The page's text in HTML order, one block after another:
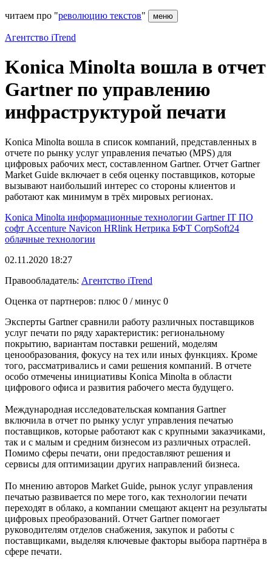
читаем про "революцию текстов" меню
Агентство iTrend
Konica Minolta вошла в отчет
Gartner по управлению
инфраструктурой печати
Konica Minolta вошла в список компаний, представленных в
отчете по рынку услуг управления печатью (MPS) для
цифровых рабочих мест, составленном Gartner. Отчет Gartner
Market Guide включает в себя оценку поставщиков, которые
вызывают наибольший интерес со стороны клиентов и
работают как минимум в трёх мировых регионах.
Konica Minolta информационные технологии GartnerIT ПО
софт Accenture Navicon HRlink Нетрика БФТ CorpSoft24
облачные технологии
02.11.2020 18:27
Правообладатель: Агентство iTrend
Оценка от партнеров: плюс 0 / минус 0
Эксперты Gartner сравнили работу различных поставщиков
услуг печати по ряду характеристик: региональному
покрытию, вариантам поставки решений, моделям
ценообразования, фокусу на тех или иных функциях. Кроме
того, рассматривались и сами решения компаний. В отчете
особо отмечены инициативы Konica Minolta в области
цифрового офиса и развития рабочего места будущего.
Международная исследовательская компания Gartner
включила в отчет по рынку услуг управления печатью
поставщиков, которые работают как с крупными заказчиками,
так и с малым и средним бизнесом из различных отраслей.
Помимо сферы печати, они предоставляют решения и
сервисы для оптимизации других направлений бизнеса.
По мнению авторов Market Guide, рынок услуг управления
печатью развивается по мере того, как технологии печати
переходят в облако, а компании смещают акцент на результаты
цифровых преобразований. Отчет Gartner помогает
руководителям отделов снабжения, закупок и работы с
поставщиками, выделяя ключевые факторы выбора партнёра в
сфере печати.